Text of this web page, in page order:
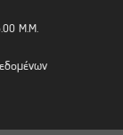
Μ.Μ.